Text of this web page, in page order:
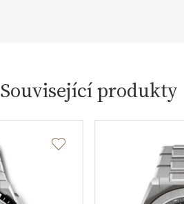
Související produkty